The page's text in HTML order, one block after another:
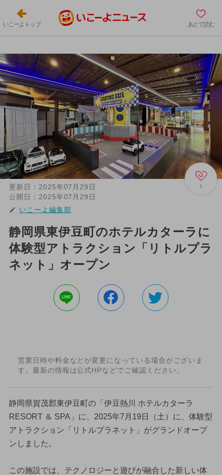
いこーよトップ あとで読む
1
更新日： 2025年07月29日
公開日： 2025年07月29日
いこーよ編集部
静岡県東伊豆町のホテルカターラに
体験型アトラクション「リトルプラ
ネット」オープン
営業日時や料金などが変更になっている場合がございま
す。最新の情報は公式HPなどでご確認ください。
静岡県賀茂郡東伊豆町の「伊豆熱川 ホテルカターラ
RESORT ＆ SPA」に、2025年7月19日（土）に、体験型
アトラクション「リトルプラネット」がグランドオープ
ンしました。
この施設では、テクノロジーと遊びが融合した新しい体